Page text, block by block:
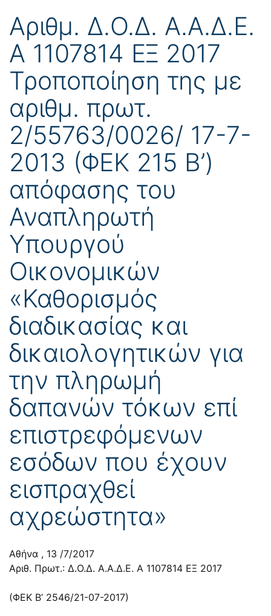
Αριθμ. Δ.Ο.Δ. Α.Α.Δ.Ε.
Α 1107814 ΕΞ 2017
Τροποποίηση της με
αριθμ. πρωτ.
2/55763/0026/ 17-7-
2013 (ΦΕΚ 215 Β’)
απόφασης του
Αναπληρωτή
Υπουργού
Οικονομικών
«Καθορισμός
διαδικασίας και
δικαιολογητικών για
την πληρωμή
δαπανών τόκων επί
επιστρεφόμενων
εσόδων που έχουν
εισπραχθεί
αχρεώστητα»
Αθήνα , 13 /7/2017
Αριθ. Πρωτ.: Δ.Ο.Δ. Α.Α.Δ.Ε. Α 1107814 ΕΞ 2017
(ΦΕΚ Β’ 2546/21-07-2017)